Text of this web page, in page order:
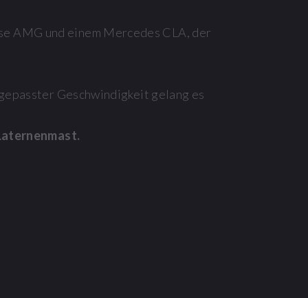
AMG und einem Mercedes CLA, der
Geschwindigkeit gelang es